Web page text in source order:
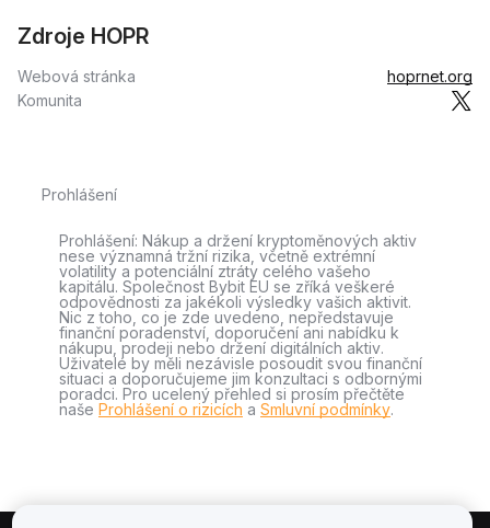
Zdroje HOPR
Webová stránka
hoprnet.org
Komunita
Prohlášení
Prohlášení: Nákup a držení kryptoměnových aktiv
nese významná tržní rizika, včetně extrémní
volatility a potenciální ztráty celého vašeho
kapitálu. Společnost Bybit EU se zříká veškeré
odpovědnosti za jakékoli výsledky vašich aktivit.
Nic z toho, co je zde uvedeno, nepředstavuje
finanční poradenství, doporučení ani nabídku k
nákupu, prodeji nebo držení digitálních aktiv.
Uživatelé by měli nezávisle posoudit svou finanční
situaci a doporučujeme jim konzultaci s odbornými
poradci. Pro ucelený přehled si prosím přečtěte
naše Prohlášení o rizicích a Smluvní podmínky.